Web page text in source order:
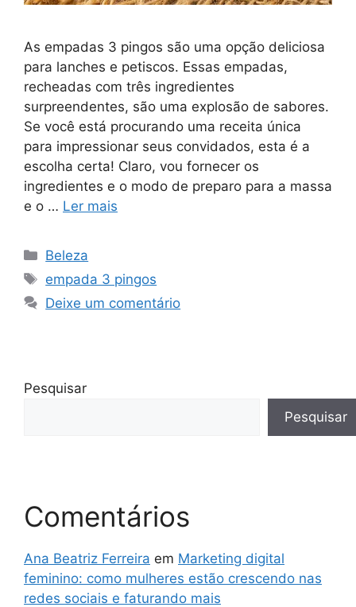
As empadas 3 pingos são uma opção deliciosa
para lanches e petiscos. Essas empadas,
recheadas com três ingredientes
surpreendentes, são uma explosão de sabores.
Se você está procurando uma receita única
para impressionar seus convidados, esta é a
escolha certa! Claro, vou fornecer os
ingredientes e o modo de preparo para a massa
e o … Ler mais
Categorias
Beleza
Tags
empada 3 pingos
Deixe um comentário
Pesquisar
Pesquisar
Comentários
Ana Beatriz Ferreira em Marketing digital
feminino: como mulheres estão crescendo nas
redes sociais e faturando mais